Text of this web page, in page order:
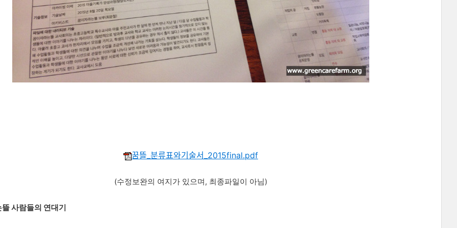
꿈뜰_분류표와기술서_2015final.pdf
(수정보완의 여지가 있으며, 최종파일이 아님)
사람들의 연대기